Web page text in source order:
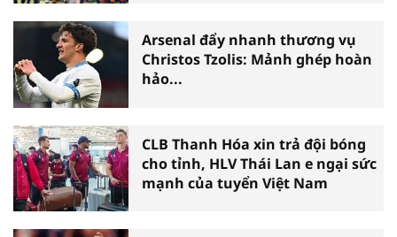
Arsenal đẩy nhanh thương vụ
Christos Tzolis: Mảnh ghép hoàn
hảo...
CLB Thanh Hóa xin trả đội bóng
cho tỉnh, HLV Thái Lan e ngại sức
mạnh của tuyển Việt Nam